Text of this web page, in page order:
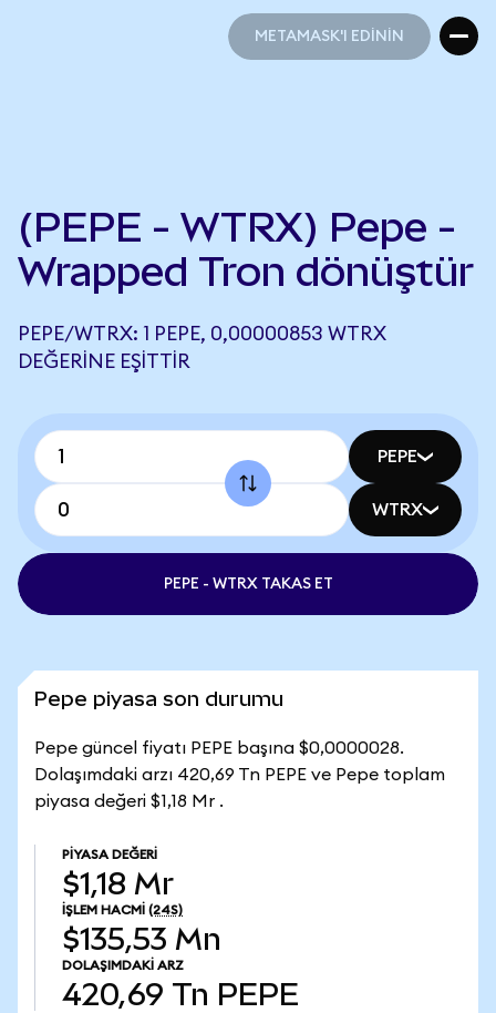
METAMASK'I EDİNİN
(PEPE - WTRX) Pepe -
Wrapped Tron dönüştür
PEPE/WTRX: 1 PEPE, 0,00000853 WTRX
DEĞERINE EŞITTIR
PEPE
WTRX
PEPE - WTRX TAKAS ET
Pepe piyasa son durumu
Pepe güncel fiyatı PEPE başına $0,0000028.
Dolaşımdaki arzı 420,69 Tn PEPE ve Pepe toplam
piyasa değeri $1,18 Mr .
PIYASA DEĞERI
$1,18 Mr
İŞLEM HACMI (24S)
$135,53 Mn
DOLAŞIMDAKI ARZ
420,69 Tn PEPE